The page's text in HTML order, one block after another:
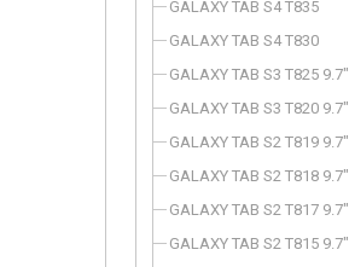
GALAXY TAB S4 T835
GALAXY TAB S4 T830
GALAXY TAB S3 T825 9.7"
GALAXY TAB S3 T820 9.7"
GALAXY TAB S2 T819 9.7"
GALAXY TAB S2 T818 9.7"
GALAXY TAB S2 T817 9.7"
GALAXY TAB S2 T815 9.7"